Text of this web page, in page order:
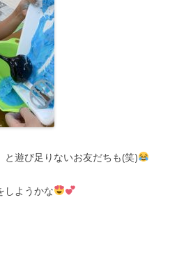
と遊び足りないお友だちも(笑)
しようかな